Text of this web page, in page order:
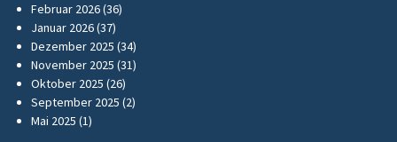
Februar 2026(36)
Januar 2026(37)
Dezember 2025 (34)
November 2025 (31)
Oktober 2025 (26)
September 2025 (2)
Mai 2025 (1)